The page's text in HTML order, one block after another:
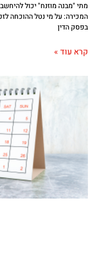
מתי "מבנה מוזנח" יכול
המכירה: על מי נטל ההוכחה
בפסק הדין
קרא עוד »